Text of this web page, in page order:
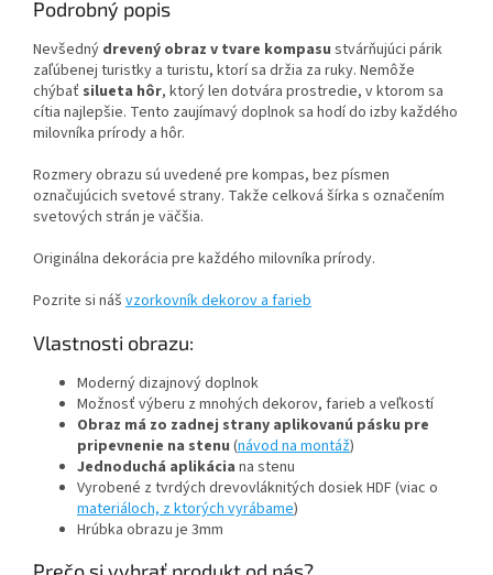
Podrobný popis
Nevšedný drevený obraz v tvare kompasu stvárňujúci párik
zaľúbenej turistky a turistu, ktorí sa držia za ruky. Nemôže
chýbať silueta hôr, ktorý len dotvára prostredie, v ktorom sa
cítia najlepšie. Tento zaujímavý doplnok sa hodí do izby každého
milovníka prírody a hôr.
Rozmery obrazu sú uvedené pre kompas, bez písmen
označujúcich svetové strany. Takže celková šírka s označením
svetových strán je väčšia.
Originálna dekorácia pre každého milovníka prírody.
Pozrite si náš vzorkovník dekorov a farieb
Vlastnosti obrazu:
Moderný dizajnový doplnok
Možnosť výberu z mnohých dekorov, farieb a veľkostí
Obraz má zo zadnej strany aplikovanú pásku pre
pripevnenie na stenu (návod na montáž)
Jednoduchá aplikácia na stenu
Vyrobené z tvrdých drevovláknitých dosiek HDF (viac o
materiáloch, z ktorých vyrábame)
Hrúbka obrazu je 3mm